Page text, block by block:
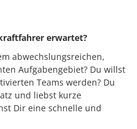
erwartet?
abwechslungsreichen,
Aufgabengebiet? Du willst
Teams werden? Du
und liebst kurze
Dir eine schnelle und